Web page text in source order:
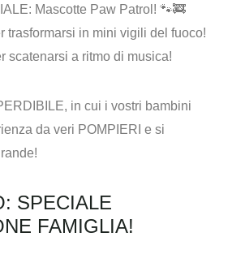
Mascotte Paw Patrol! 🐾🚒
trasformarsi in mini vigili del fuoco!
scatenarsi a ritmo di musica!
in cui i vostri bambini
da veri POMPIERI e si
SPECIALE
FAMIGLIA!